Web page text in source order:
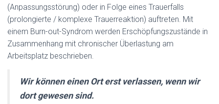
(Anpassungsstörung) oder in Folge eines Trauerfalls
(prolongierte / komplexe Trauerreaktion) auftreten. Mit
einem Burn-out-Syndrom werden Erschöpfungszustände in
Zusammenhang mit chronischer Überlastung am
Arbeitsplatz beschrieben.
Wir können einen Ort erst verlassen, wenn wir
dort gewesen sind.